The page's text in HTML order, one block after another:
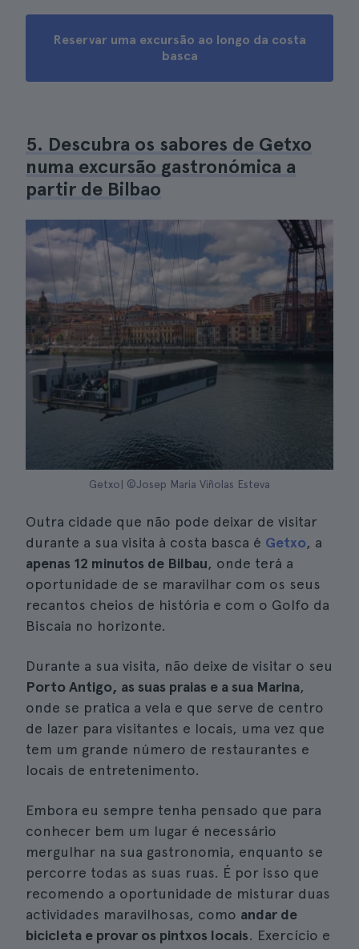
Reservar uma excursão ao longo da costa
basca
5. Descubra os sabores de Getxo
numa excursão gastronómica a
partir de Bilbao
Getxo| ©Josep Maria Viñolas Esteva
Outra cidade que não pode deixar de visitar
durante a sua visita à costa basca é Getxo, a
apenas 12 minutos de Bilbau, onde terá a
oportunidade de se maravilhar com os seus
recantos cheios de história e com o Golfo da
Biscaia no horizonte.
Durante a sua visita, não deixe de visitar o seu
Porto Antigo, as suas praias e a sua Marina,
onde se pratica a vela e que serve de centro
de lazer para visitantes e locais, uma vez que
tem um grande número de restaurantes e
locais de entretenimento.
Embora eu sempre tenha pensado que para
conhecer bem um lugar é necessário
mergulhar na sua gastronomia, enquanto se
percorre todas as suas ruas. É por isso que
recomendo a oportunidade de misturar duas
actividades maravilhosas, como andar de
bicicleta e provar os pintxos locais. Exercício e